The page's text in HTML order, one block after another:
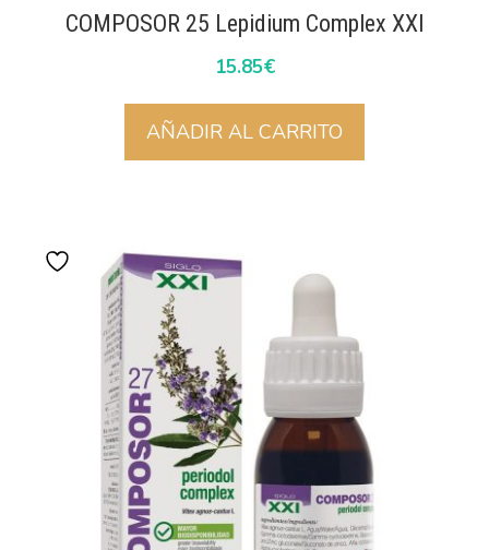
COMPOSOR 25 Lepidium Complex XXI
15.85€
AÑADIR AL CARRITO